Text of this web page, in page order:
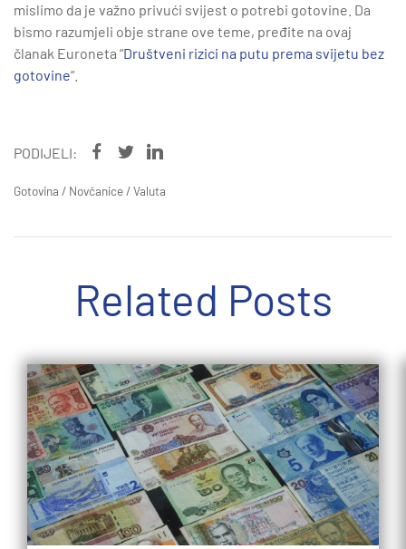
mislimo da je važno privući svijest o potrebi gotovine. Da
bismo razumjeli obje strane ove teme, pređite na ovaj
članak Euroneta “Društveni rizici na putu prema svijetu bez
gotovine“.
PODIJELI:
Gotovina / Novčanice /Valuta
Related Posts